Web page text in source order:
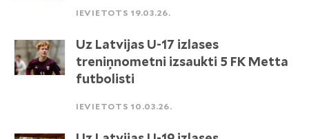
IEVIETOTS 19.03.26.
Uz Latvijas U-17 izlases
treniņnometni izsaukti 5 FK Metta
futbolisti
IEVIETOTS 10.03.26.